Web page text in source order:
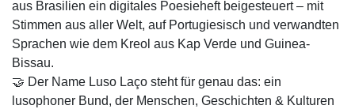
aus Brasilien ein digitales Poesieheft beigesteuert – mit
Stimmen aus aller Welt, auf Portugiesisch und verwandten
Sprachen wie dem Kreol aus Kap Verde und Guinea-
Bissau.
🤝 Der Name Luso Laço steht für genau das: ein
lusophoner Bund, der Menschen, Geschichten & Kulturen